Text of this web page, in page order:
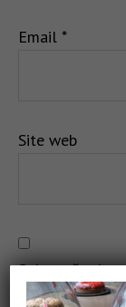
Email *
Site web
Salvează-mi
navigator